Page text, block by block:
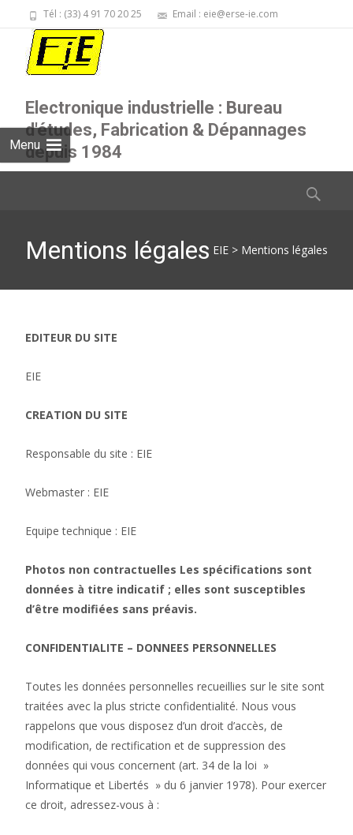
Tél : (33) 4 91 70 20 25 Email : eie@erse-ie.com
Electronique industrielle : Bureau
d'études, Fabrication & Dépannages
depuis 1984
Menu
Mentions légales EIE > Mentions légales
EDITEUR DU SITE
EIE
CREATION DU SITE
Responsable du site : EIE
Webmaster : EIE
Equipe technique : EIE
Photos non contractuelles Les spécifications sont
données à titre indicatif ; elles sont susceptibles
d’être modifiées sans préavis.
CONFIDENTIALITE – DONNEES PERSONNELLES
Toutes les données personnelles recueillies sur le site sont
traitées avec la plus stricte confidentialité. Nous vous
rappelons que vous disposez d’un droit d’accès, de
modification, de rectification et de suppression des
données qui vous concernent (art. 34 de la loi »
Informatique et Libertés » du 6 janvier 1978). Pour exercer
ce droit, adressez-vous à :